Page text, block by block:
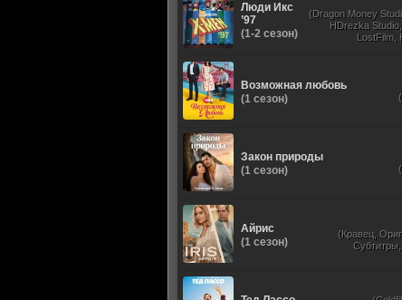
Люди Икс
’97
(1-2 сезон)
(Dragon Money
HDrezka
LostFilm,
Возможная любовь
(1 сезон)
Закон природы
(1 сезон)
Айрис
(1 сезон)
(Кравец,